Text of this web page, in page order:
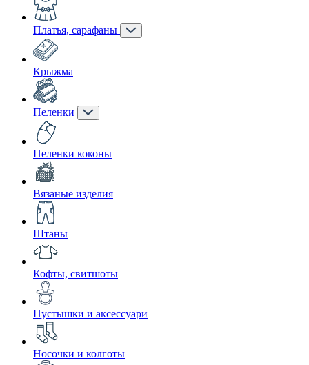
Платья, сарафаны
Крыжма
Пеленки
Пеленки коконы
Вязаные изделия
Штаны
Кофты, свитшоты
Пустышки и аксессуари
Носочки и колготы